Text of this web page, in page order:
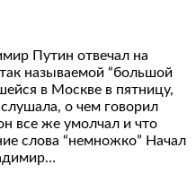
Путин отвечал на
называемой “большой
в Москве в пятницу,
о чем говорил
все же умолчал и что
слова “немножко” Начал